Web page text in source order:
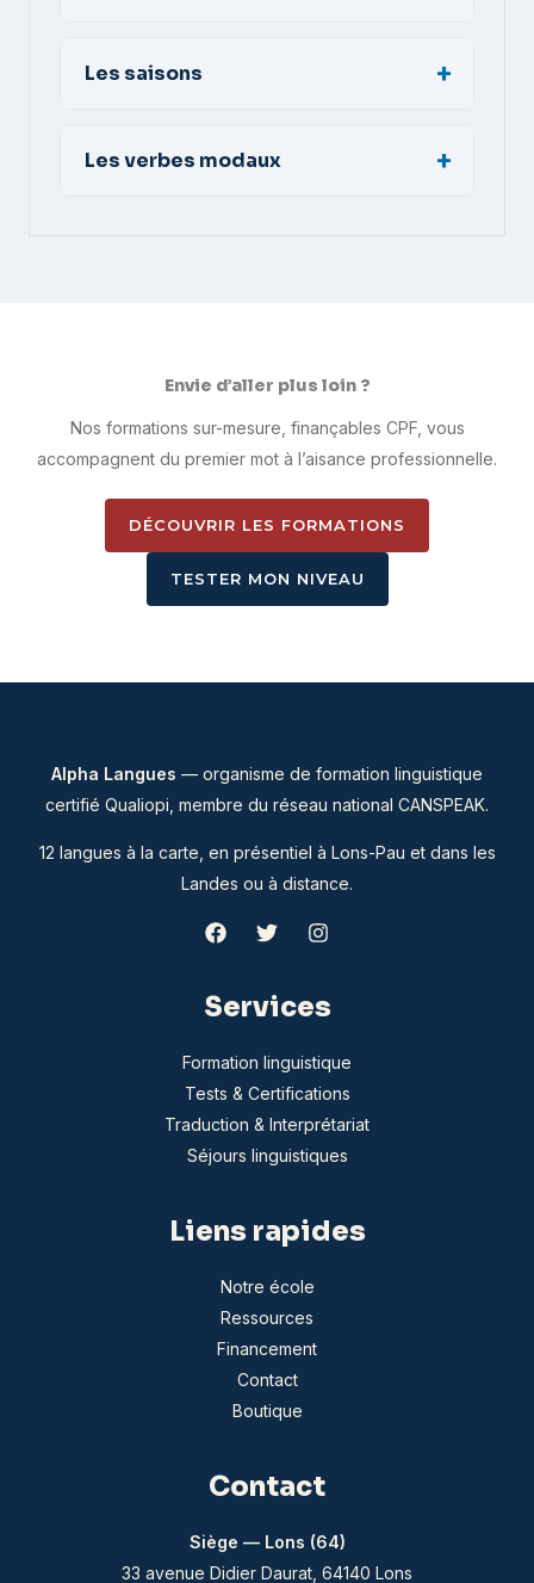
Les saisons
Les verbes modaux
Envie d’aller plus loin ?
Nos formations sur-mesure, finançables CPF, vous
accompagnent du premier mot à l’aisance professionnelle.
DÉCOUVRIR LES FORMATIONS
TESTER MON NIVEAU
Alpha Langues — organisme de formation linguistique
certifié Qualiopi, membre du réseau national CANSPEAK.
12 langues à la carte, en présentiel à Lons-Pau et dans les
Landes ou à distance.
Services
Formation linguistique
Tests & Certifications
Traduction & Interprétariat
Séjours linguistiques
Liens rapides
Notre école
Ressources
Financement
Contact
Boutique
Contact
Siège — Lons (64)
33 avenue Didier Daurat, 64140 Lons